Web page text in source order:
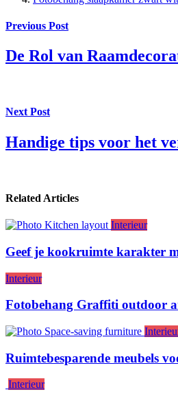
Previous Post
De Rol van
Next Post
Handige tips voor het
Related Articles
Interieur
Geef je kookruimte karakter
Interieur
Fotobehang Graffiti outdoor
Ruimtebesparende meubels
Interieur